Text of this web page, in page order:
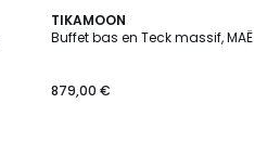
TIKAMOON
Buffet bas en Teck massif, MAË
879,00 €